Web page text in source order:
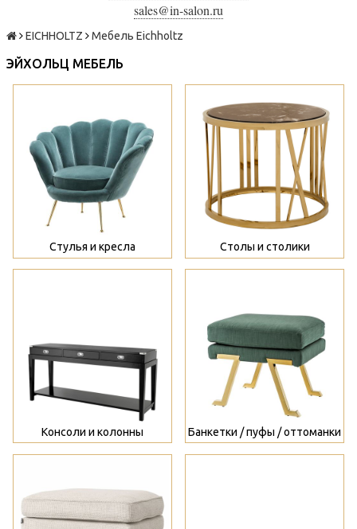
sales@in-salon.ru
EICHHOLTZ Мебель Eichholtz
ЭЙХОЛЬЦ МЕБЕЛЬ
Стулья и кресла Столы и столики
Консоли и колонны Банкетки / пуфы / оттоманки